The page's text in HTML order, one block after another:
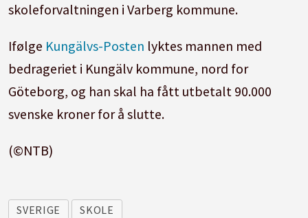
skoleforvaltningen i Varberg kommune.
Ifølge Kungälvs-Posten lyktes mannen med
bedrageriet i Kungälv kommune, nord for
Göteborg, og han skal ha fått utbetalt 90.000
svenske kroner for å slutte.
(©NTB)
SVERIGE SKOLE